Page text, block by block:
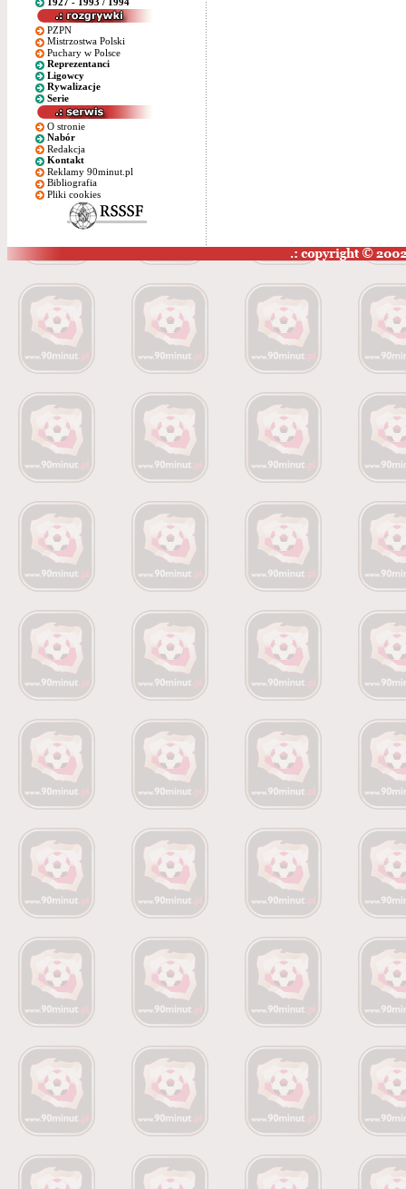
PZPN
Mistrzostwa Polski
Puchary w Polsce
Reprezentanci
Ligowcy
Rywalizacje
Serie
O stronie
Nabór
Redakcja
Kontakt
Reklamy 90minut.pl
Bibliografia
Pliki cookies